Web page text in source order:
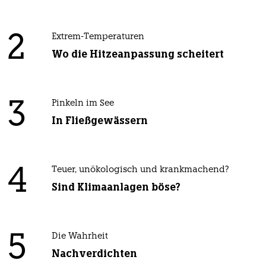
2 Extrem-Temperaturen
Wo die Hitzeanpassung scheitert
3 Pinkeln im See
In Fließgewässern
4 Teuer, unökologisch und krankmachend?
Sind Klimaanlagen böse?
5 Die Wahrheit
Nachverdichten